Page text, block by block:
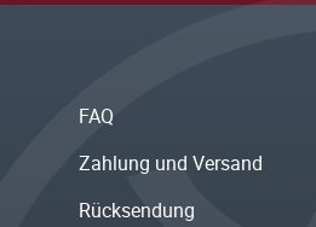
FAQ
Zahlung und Versand
Rücksendung